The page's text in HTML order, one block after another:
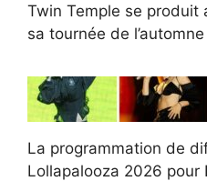
Twin Temple se produit
sa tournée de
La programmation de
Lollapalooza 2026 pour